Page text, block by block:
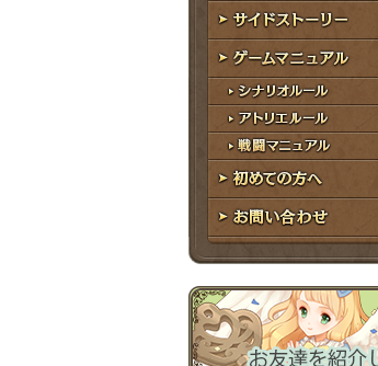
世界観
サイドストーリー
ゲームマニュアル
シナリオルール
アトリエルール
戦闘マニュアル
初めての方へ
お問い合わせ